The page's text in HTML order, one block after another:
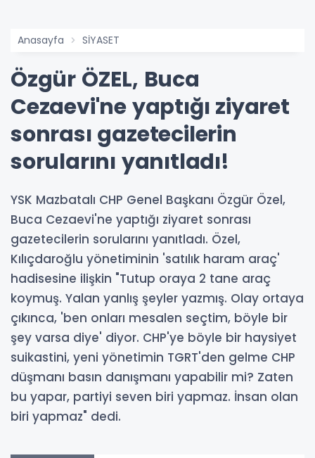
Anasayfa SİYASET
Özgür ÖZEL, Buca
Cezaevi'ne yaptığı ziyaret
sonrası gazetecilerin
sorularını yanıtladı!
YSK Mazbatalı CHP Genel Başkanı Özgür Özel,
Buca Cezaevi'ne yaptığı ziyaret sonrası
gazetecilerin sorularını yanıtladı. Özel,
Kılıçdaroğlu yönetiminin 'satılık haram araç'
hadisesine ilişkin "Tutup oraya 2 tane araç
koymuş. Yalan yanlış şeyler yazmış. Olay ortaya
çıkınca, 'ben onları mesalen seçtim, böyle bir
şey varsa diye' diyor. CHP'ye böyle bir haysiyet
suikastini, yeni yönetimin TGRT'den gelme CHP
düşmanı basın danışmanı yapabilir mi? Zaten
bu yapar, partiyi seven biri yapmaz. İnsan olan
biri yapmaz" dedi.